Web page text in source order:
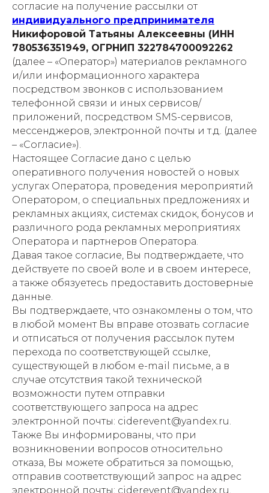
согласие на получение рассылки от
индивидуального предпринимателя
Никифоровой Татьяны Алексеевны (ИНН
780536351949, ОГРНИП 322784700092262
(далее – «Оператор») материалов рекламного
и/или информационного характера
посредством звонков с использованием
телефонной связи и иных сервисов/
приложений, посредством SMS-сервисов,
мессенджеров, электронной почты и т.д. (далее
– «Согласие»).
Настоящее Согласие дано с целью
оперативного получения новостей о новых
услугах Оператора, проведения мероприятий
Оператором, о специальных предложениях и
рекламных акциях, системах скидок, бонусов и
различного рода рекламных мероприятиях
Оператора и партнеров Оператора.
Давая такое согласие, Вы подтверждаете, что
действуете по своей воле и в своем интересе,
а также обязуетесь предоставить достоверные
данные.
Вы подтверждаете, что ознакомлены о том, что
в любой момент Вы вправе отозвать согласие
и отписаться от получения рассылок путем
перехода по соответствующей ссылке,
существующей в любом e-mail письме, а в
случае отсутствия такой технической
возможности путем отправки
соответствующего запроса на адрес
электронной почты: ciderevent@yandex.ru.
Также Вы информированы, что при
возникновении вопросов относительно
отказа, Вы можете обратиться за помощью,
отправив соответствующий запрос на адрес
электронной почты: ciderevent@yandex.ru.